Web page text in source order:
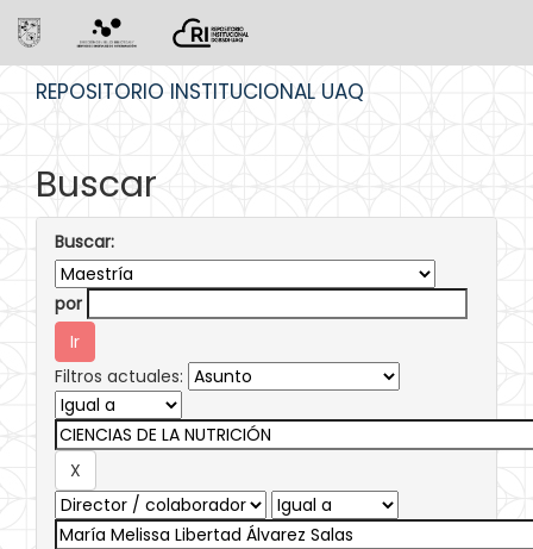
REPOSITORIO INSTITUCIONAL UAQ
Buscar
Buscar:
por
Filtros actuales: